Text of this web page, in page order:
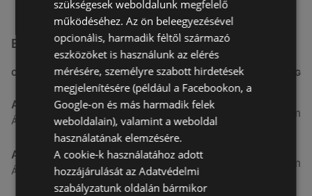
Egyéb Szupermarketek üzletek a közelben
CÍM TÁVOLSÁG
Aldi
Ágfalvi út 4/A., 9400 Sopron
3,26 km
ALDI
Ágfalvi út 4/a, 9400 Sopron
3,26 km
szükségesek weboldalunk megfelelő
működéséhez. Az ön beleegyezésével
opcionális, harmadik féltől származó
eszközöket is használunk az elérés
mérésére, személyre szabott hirdetések
megjelenítésére (például a Facebookon, a
Google-on és más harmadik felek
weboldalain), valamint a weboldal
használatának elemzésére.
A cookie-k használatához adott
hozzájárulását az Adatvédelmi
szabályzatunk oldalán bármikor